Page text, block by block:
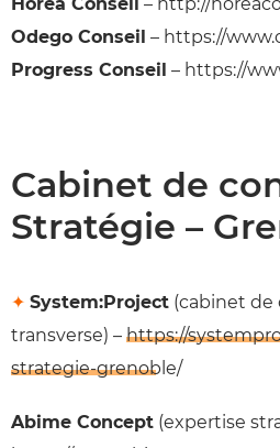
Odego Conseil – https://
Progress Conseil – https://
Cabinet de
Stratégie –
✦ System:Project (cabinet de
transverse) – https://
strategie-grenoble/
Abime Concept (expertise